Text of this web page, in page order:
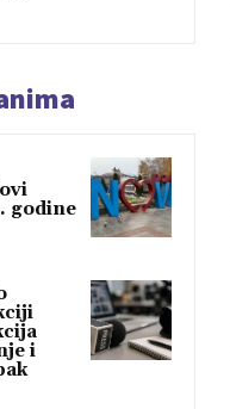
godine
i